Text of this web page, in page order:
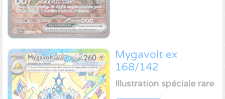
Mygavolt ex
168/142
Illustration spéciale rare